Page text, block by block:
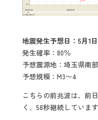
地震発生予想日：5月1
発生確率：80％
予想震源地：埼玉県南
予想規模：M3〜4
こちらの前兆波は、前
く、58秒継続しています